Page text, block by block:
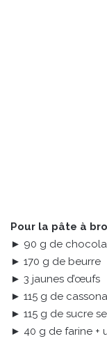
Pour la pâte à
► 90 g de
► 170 g de beurre
► 3 jaunes d’œufs
► 115 g de
► 115 g de sucre
► 40 g de farine +